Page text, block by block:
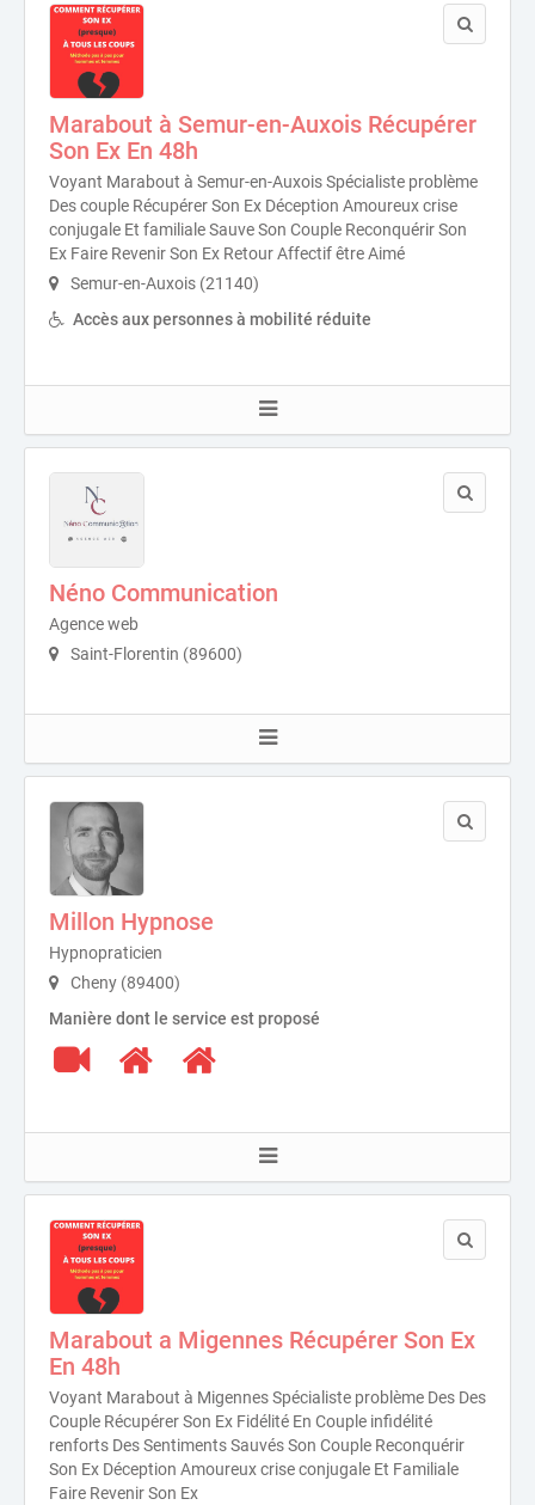
Marabout à Semur-en-Auxois Récupérer
Son Ex En 48h
Voyant Marabout à Semur-en-Auxois Spécialiste problème
Des couple Récupérer Son Ex Déception Amoureux crise
conjugale Et familiale Sauve Son Couple Reconquérir Son
Ex Faire Revenir Son Ex Retour Affectif être Aimé
Semur-en-Auxois (21140)
Accès aux personnes à mobilité réduite
Néno Communication
Agence web
Saint-Florentin (89600)
Millon Hypnose
Hypnopraticien
Cheny (89400)
Manière dont le service est proposé
Marabout a Migennes Récupérer Son Ex
En 48h
Voyant Marabout à Migennes Spécialiste problème Des Des
Couple Récupérer Son Ex Fidélité En Couple infidélité
renforts Des Sentiments Sauvés Son Couple Reconquérir
Son Ex Déception Amoureux crise conjugale Et Familiale
Faire Revenir Son Ex